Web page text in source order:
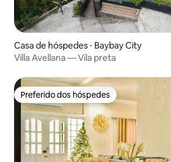
Casa de hóspedes ⋅ Baybay City
Villa Avellana — Vila preta
Preferido dos hóspedes
Preferido dos hóspedes